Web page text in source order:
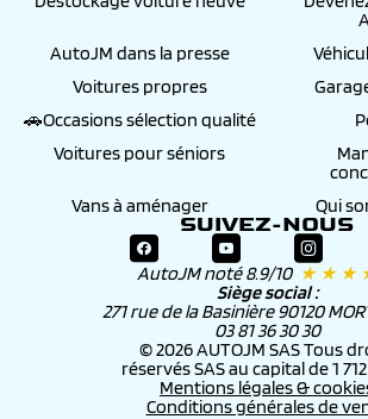
AutoJM dans la presse
Voitures propres
🚗Occasions sélection qualité
Voitures pour séniors
Vans à aménager
Qui
SUIVEZ-NOUS
AutoJM noté 8.9/10 ★ ★ ★
Siège social :
271 rue de la Basinière 90120
03 81 36 30 30
© 2026 AUTOJM SAS Tous
réservés SAS au capital de 1
Mentions légales &
Conditions générales de